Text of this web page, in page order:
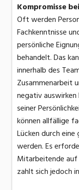
Kompromisse
Oft werden
Fachkenntnisse
persönliche
behandelt. Das
innerhalb des
Zusammenarbeit
negativ
seiner
können allfällige
Lücken durch
werden. Es
Mitarbeitende auf
zahlt sich jedoch